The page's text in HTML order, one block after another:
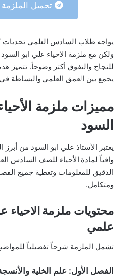
تحميل
يواجه طلاب السادس العلمي تحديات
ولكن مع ملزمة الاحياء علي ابو
للنجاح والتفوق أكثر وضوحاً. تتميز
يجمع بين العمق العلمي والبساطة
مميزات ملزمة
السود
يعتبر الأستاذ علي ابو السود من
وافياً لمادة الأحياء للصف السادس
الدقيق للمعلومات وتغطية جميع
ومتكامل.
محتويات ملزمة
علمي
تشمل الملزمة شرحاً تفصيلياً للمواضيع
الفصل الأول: علم الخلية